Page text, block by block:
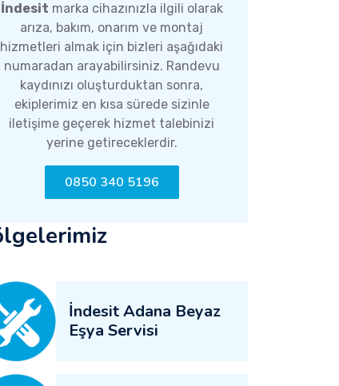
İndesit marka cihazınızla ilgili olarak
arıza, bakım, onarım ve montaj
hizmetleri almak için bizleri aşağıdaki
numaradan arayabilirsiniz. Randevu
kaydınızı oluşturduktan sonra,
ekiplerimiz en kısa sürede sizinle
iletişime geçerek hizmet talebinizi
yerine getireceklerdir.
0850 340 5196
İndesit Adana Beyaz
Eşya Servisi